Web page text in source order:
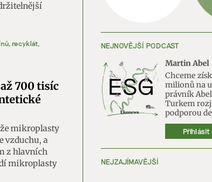
, recyklát,
700 tisíc
mikroplasty
vzduchu, a
z hlavních
mikroplasty
NEJNOVĚJŠÍ PODCAST
Martin Abel
Chceme
milionů na
právník
Turkem
podporou
NEJZAJÍMAVĚJŠÍ